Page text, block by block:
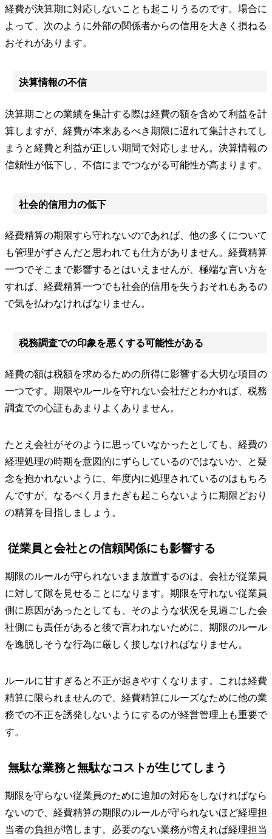
経費が決算期に対応しないことも起こりうるのです。場合に
よって、次のように外部の関係者からの信用を大きく損ねる
おそれがあります。
決算情報の不信
決算期ごとの業績を集計する際は経費の額を含めて利益を計
算しますが、経費が本来あるべき期限に遅れて集計されてし
まうと経費と利益が正しい期間で対応しません。決算情報の
信頼性が低下し、不信にまでつながる可能性が高まります。
社会的信用力の低下
経費精算の期限すら守れないのであれば、他の多くについて
も管理がずさんだと思われても仕方がありません。経費精算
一つでそこまで影響するとはいえませんが、極端な言い方を
すれば、経費精算一つでも社会的信用を失うおそれもあるの
で気を払わなければなりません。
税務調査での印象を悪くする可能性がある
経費の額は税額を求めるための所得に影響する大切な項目の
一つです。期限やルールを守れない会社だとわかれば、税務
調査での心証もあまりよくありません。
たとえ会社がそのように思っていなかったとしても、経費の
経理処理の時期を意図的にずらしているのではないか、と疑
念を抱かれないように、年度内に処理されているのはもちろ
んですが、なるべく月またぎも起こらないように期限どおり
の精算を目指しましょう。
従業員と会社との信頼関係にも影響する
期限のルールが守られないまま放置するのは、会社が従業員
に対して隙を見せることになります。期限を守れない従業員
側に原因があったとしても、そのような状況を見過ごした会
社側にも責任があると後で言われないために、期限のルール
を逸脱しそうな行為に厳しく接しなければなりません。
ルールに甘すぎると不正が起きやすくなります。これは経費
精算に限られませんので、経費精算にルーズなために他の業
務での不正を誘発しないようにするのが経営管理上も重要で
す。
無駄な業務と無駄なコストが生じてしまう
期限を守らない従業員のために追加の対応をしなければなら
ないので、経費精算の期限のルールが守られないほど経理担
当者の負担が増します。必要のない業務が増えれば経理担当